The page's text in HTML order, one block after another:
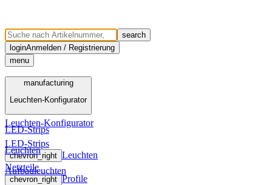
search
loginAnmelden / Registrierung
menu
Menü
manufacturing
Leuchten-Konfigurator
LED-Strips
chevron_right Leuchten
Netzteile
chevron_right Profile
manufacturing
Leuchten-Konfigurator
LED-Strips
Leuchten
Aufbauleuchten